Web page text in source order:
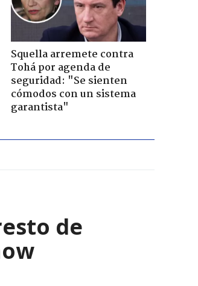
Squella arremete contra
Tohá por agenda de
seguridad: "Se sienten
cómodos con un sistema
garantista"
de